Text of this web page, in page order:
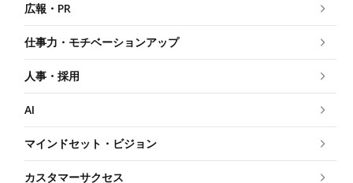
広報・PR
仕事力・モチベーションアップ
人事・採用
AI
マインドセット・ビジョン
カスタマーサクセス